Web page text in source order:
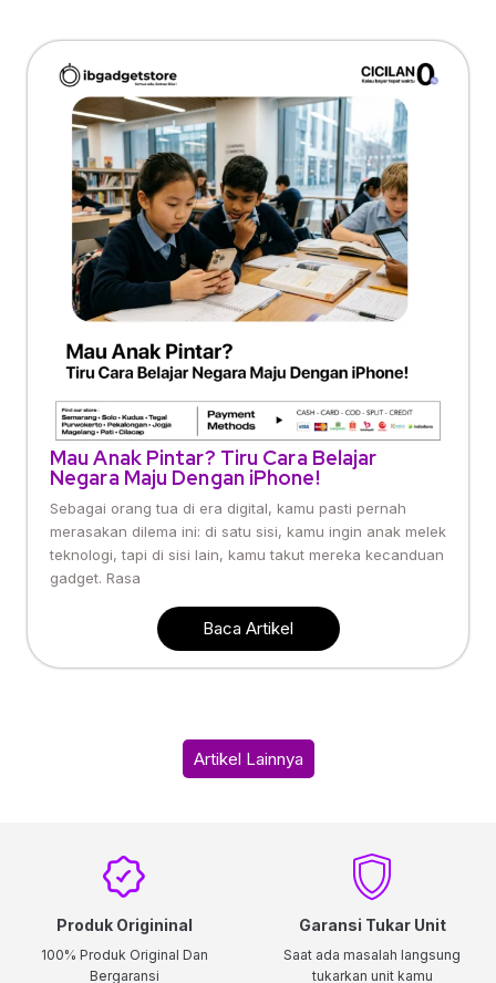
Mau Anak Pintar? Tiru Cara Belajar
Negara Maju Dengan iPhone!
Sebagai orang tua di era digital, kamu pasti pernah
merasakan dilema ini: di satu sisi, kamu ingin anak melek
teknologi, tapi di sisi lain, kamu takut mereka kecanduan
gadget. Rasa
Baca Artikel
Artikel Lainnya
Produk Origininal
100% Produk Original Dan
Bergaransi
Garansi Tukar Unit
Saat ada masalah langsung
tukarkan unit kamu